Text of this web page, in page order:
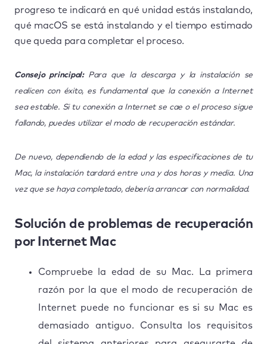
progreso te indicará en qué unidad estás instalando,
qué macOS se está instalando y el tiempo estimado
que queda para completar el proceso.
Consejo principal: Para que la descarga y la instalación se
realicen con éxito, es fundamental que la conexión a Internet
sea estable. Si tu conexión a Internet se cae o el proceso sigue
fallando, puedes utilizar el modo de recuperación estándar.
De nuevo, dependiendo de la edad y las especificaciones de tu
Mac, la instalación tardará entre una y dos horas y media. Una
vez que se haya completado, debería arrancar con normalidad.
Solución de problemas de recuperación
por Internet Mac
Compruebe la edad de su Mac. La primera
razón por la que el modo de recuperación de
Internet puede no funcionar es si su Mac es
demasiado antiguo. Consulta los requisitos